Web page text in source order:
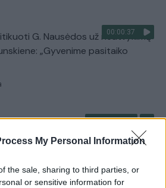
My Personal Information
the sale, sharing to third parties, or
or sensitive information for
00:00:37
G. Nausėdos už neatvykimą
„Gyvenime pasitaiko
00:41:28